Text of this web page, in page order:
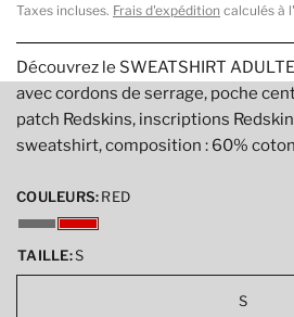
Taxes incluses. Frais d'expédition calculés à
Découvrez le SWEATSHIRT
avec cordons de serrage, poche
patch Redskins, inscriptions
sweatshirt, composition : 60%
COULEURS:RED
TAILLE:S
S